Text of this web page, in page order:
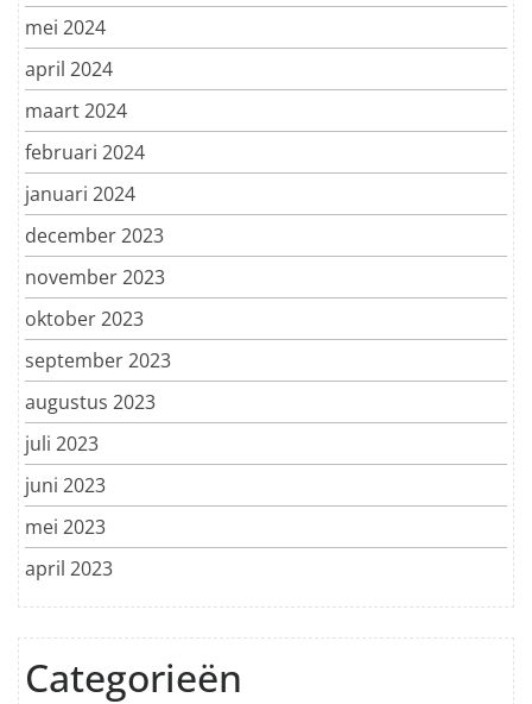
mei 2024
april 2024
maart 2024
februari 2024
januari 2024
december 2023
november 2023
oktober 2023
september 2023
augustus 2023
juli 2023
juni 2023
mei 2023
april 2023
Categorieën